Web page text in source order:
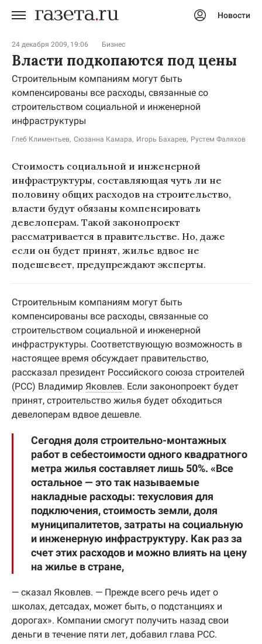
Новости
24 декабря 2009, 19:06 Бизнес
Власти подкопаются под цены
Строительным компаниям могут быть
компенсированы все расходы, связанные со
строительством социальной и инженерной
инфраструктуры
Глеб Климентьев Сюзанна Камара Игорь Бахарев Рустем Фаляхов
Стоимость социальной и инженерной
инфраструктуры, составляющая чуть ли не
половину общих расходов на строительство,
власти будут обязаны компенсировать
девелоперам. Такой законопроект
рассматривается в правительстве. Но, даже
если он будет принят, жилье вдвое не
подешевеет, предупреждают эксперты.
Строительным компаниям могут быть
компенсированы все расходы, связанные со
строительством социальной и инженерной
инфраструктуры. Соответствующую возможность в
настоящее время обсуждает правительство,
рассказал президент Российского союза строителей
(РСС) Владимир Яковлев. Если законопроект будет
принят, строительство жилья будет обходиться
девелоперам вдвое дешевле.
Сегодня доля строительно-монтажных
работ в себестоимости одного квадратного
метра жилья составляет лишь 50%. «Все
остальное — это так называемые
накладные расходы: техусловия для
подключения, стоимость земли, доля
муниципалитетов, затраты на социальную
и инженерную инфраструктуру. Как раз за
счет этих расходов и можно влиять на цену
на жилье в стране,
— сказал Яковлев. — Прежде всего речь идет о
школах, детсадах, может быть, о подстанциях и
дорогах». Компании смогут получить назад свои
деньги в течение пяти лет, добавил глава РСС.